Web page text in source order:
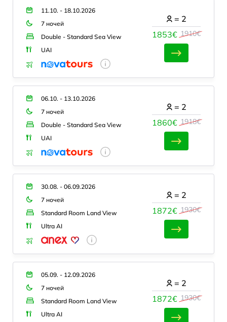
11.10. - 18.10.2026
7 ночей
Double - Standard Sea View
UAI
1853€ 1910€
= 2
06.10. - 13.10.2026
7 ночей
Double - Standard Sea View
UAI
1860€ 1918€
= 2
30.08. - 06.09.2026
7 ночей
Standard Room Land View
Ultra AI
1872€ 1930€
= 2
05.09. - 12.09.2026
7 ночей
Standard Room Land View
Ultra AI
1872€ 1930€
= 2